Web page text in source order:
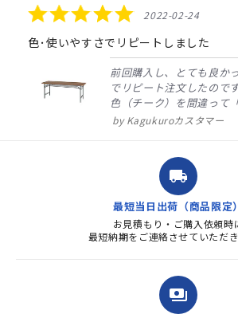
5.0
star
rating
2022-02-24
色･使いやすさでリピートしました
前回購入し、とても良か
でリピート注文したのです
色（チーク）を間違って
ュラル」としてしまいまし
ました。商品到着も早く、
質・使いやすさで満足して
す。また、リピートすると
よろしくお...
Kagukuroカスタマー
local_shipping
最短当日出荷（商品限定）
お見積もり・ご購入依頼時
最短納期をご連絡させていただき
payments